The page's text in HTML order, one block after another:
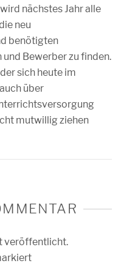
nächstes Jahr alle
neu
benötigten
Bewerber zu finden.
sich heute im
über
mutwillig ziehen
veröffentlicht.